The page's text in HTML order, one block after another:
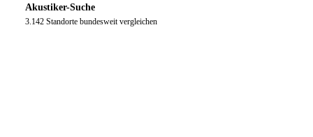
Akustiker-Suche
3.142 Standorte bundesweit vergleichen